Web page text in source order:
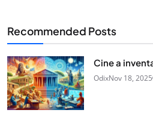
Recommended Posts
Cine a
OdixNov 18, 2025